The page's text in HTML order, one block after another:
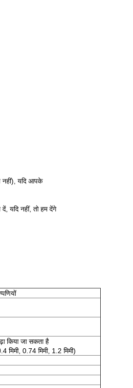
नहीं), यदि आपके
दें, यदि नहीं, तो हम देंगे
किया जा सकता है
मिमी, 0.74 मिमी, 1.2 मिमी)